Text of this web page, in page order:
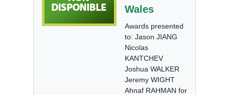
Wales
Awards presented
to: Jason JIANG
Nicolas
KANTCHEV
Joshua WALKER
Jeremy WIGHT
Ahnaf RAHMAN for